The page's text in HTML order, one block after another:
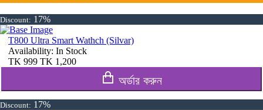
Discount: 17%
T800 Ultra Smart Wathch (Silvar)
Availability: In Stock
TK 999 TK 1,200
অর্ডার করুন
Discount: 17%